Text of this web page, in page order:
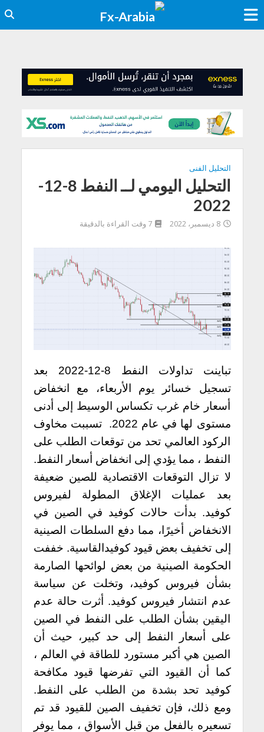
التحليل الفنى
التحليل اليومي لــ النفط 8-12-
2022
8 ديسمبر، 2022 7 وقت القراءة بالدقيقة
تباينت تداولات النفط 8-12-2022 بعد
تسجيل خسائر يوم الأربعاء، مع انخفاض
أسعار خام غرب تكساس الوسيط إلى أدنى
مستوى لها في عام 2022. تسببت مخاوف
الركود العالمي تحد من توقعات الطلب على
النفط ، مما يؤدي إلى انخفاض أسعار النفط.
لا تزال التوقعات الاقتصادية للصين ضعيفة
بعد عمليات الإغلاق المطولة لفيروس
كوفيد. بدأت حالات كوفيد في الصين في
الانخفاض أخيرًا، مما دفع السلطات الصينية
إلى تخفيف بعض قيود كوفيدالقاسية. خففت
الحكومة الصينية من بعض لوائحها الصارمة
بشأن فيروس كوفيد، وتخلت عن سياسة
عدم انتشار فيروس كوفيد. أثرت حالة عدم
اليقين بشأن الطلب على النفط في الصين
على أسعار النفط إلى حد كبير، حيث أن
الصين هي أكبر مستورد للطاقة في العالم ،
كما أن القيود التي تفرضها قيود مكافحة
كوفيد تحد بشدة من الطلب على النفط.
ومع ذلك، فإن تخفيف الصين للقيود قد تم
تسعيره بالفعل من قبل الأسواق ، مما يوفر